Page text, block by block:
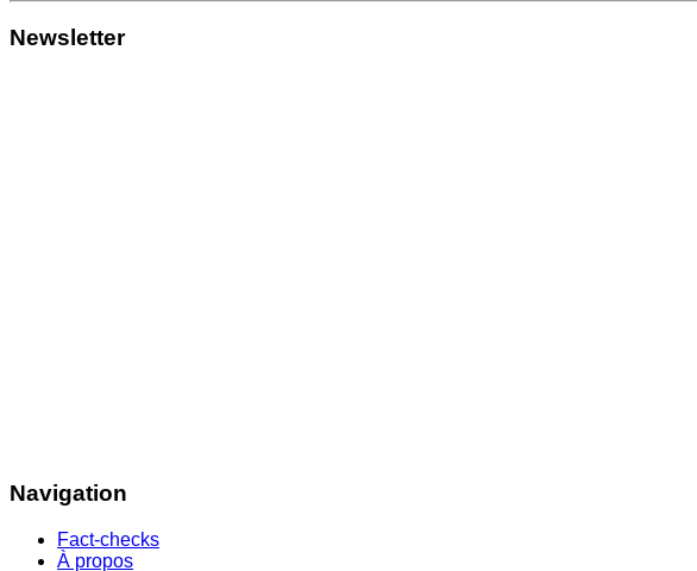
Newsletter
Navigation
Fact-checks
À propos